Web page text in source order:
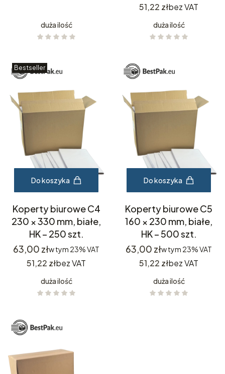
duża ilość
Cena
51,22 złbez VAT
duża ilość
Bestseller
Do koszyka
Koperty biurowe C4
230 × 330 mm, białe,
HK – 250 szt.
Cena
63,00 złw tym 23%VAT
Cena
51,22 złbez VAT
duża ilość
Do koszyka
Koperty biurowe C5
160 × 230 mm, białe,
HK – 500 szt.
Cena
63,00 złw tym 23%VAT
Cena
51,22 złbez VAT
duża ilość